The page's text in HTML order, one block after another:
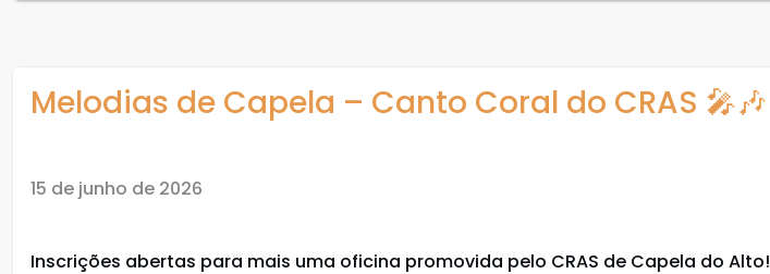
Melodias de Capela – Canto Coral do CRAS 🎤🎶
15 de junho de 2026
Inscrições abertas para mais uma oficina promovida pelo CRAS de Capela do Alto!